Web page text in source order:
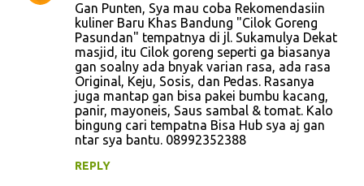
Gan Punten, Sya mau coba Rekomendasiin
kuliner Baru Khas Bandung "Cilok Goreng
Pasundan" tempatnya di jl. Sukamulya Dekat
masjid, itu Cilok goreng seperti ga biasanya
gan soalny ada bnyak varian rasa, ada rasa
Original, Keju, Sosis, dan Pedas. Rasanya
juga mantap gan bisa pakei bumbu kacang,
panir, mayoneis, Saus sambal & tomat. Kalo
bingung cari tempatna Bisa Hub sya aj gan
ntar sya bantu. 08992352388
REPLY